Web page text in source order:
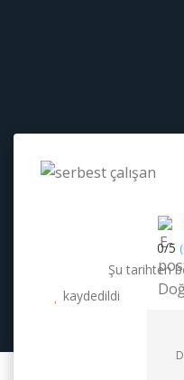
0/5
Şu tarihten
kaydedildi